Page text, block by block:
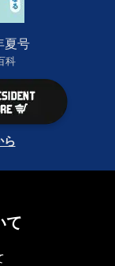
夏号
科
ら
て